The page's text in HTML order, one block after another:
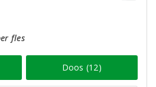
fles
Doos (12)